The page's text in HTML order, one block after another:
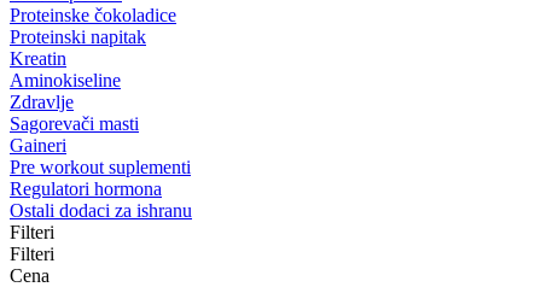
Proteinske čokoladice
Proteinski napitak
Kreatin
Aminokiseline
Zdravlje
Sagorevači masti
Gaineri
Pre workout suplementi
Regulatori hormona
Ostali dodaci za ishranu
Filteri
Filteri
Cena